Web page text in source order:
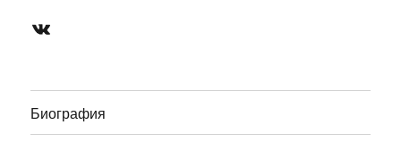
ВКонтакте
Биография